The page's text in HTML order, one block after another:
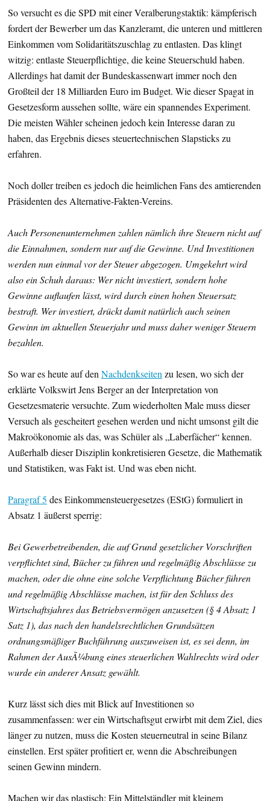
So versucht es die SPD mit einer Veralberungstaktik: kämpferisch
fordert der Bewerber um das Kanzleramt, die unteren und mittleren
Einkommen vom Solidaritätszuschlag zu entlasten. Das klingt
witzig: entlaste Steuerpflichtige, die keine Steuerschuld haben.
Allerdings hat damit der Bundeskassenwart immer noch den
Großteil der 18 Milliarden Euro im Budget. Wie dieser Spagat in
Gesetzesform aussehen sollte, wäre ein spannendes Experiment.
Die meisten Wähler scheinen jedoch kein Interesse daran zu
haben, das Ergebnis dieses steuertechnischen Slapsticks zu
erfahren.
Noch doller treiben es jedoch die heimlichen Fans des amtierenden
Präsidenten des Alternative-Fakten-Vereins.
Auch Personenunternehmen zahlen nämlich ihre Steuern nicht auf
die Einnahmen, sondern nur auf die Gewinne. Und Investitionen
werden nun einmal vor der Steuer abgezogen. Umgekehrt wird
also ein Schuh daraus: Wer nicht investiert, sondern hohe
Gewinne auflaufen lässt, wird durch einen hohen Steuersatz
bestraft. Wer investiert, drückt damit natürlich auch seinen
Gewinn im aktuellen Steuerjahr und muss daher weniger Steuern
bezahlen.
So war es heute auf den Nachdenkseiten zu lesen, wo sich der
erklärte Volkswirt Jens Berger an der Interpretation von
Gesetzesmaterie versuchte. Zum wiederholten Male muss dieser
Versuch als gescheitert gesehen werden und nicht umsonst gilt die
Makroökonomie als das, was Schüler als „Laberfächer“ kennen.
Außerhalb dieser Disziplin konkretisieren Gesetze, die Mathematik
und Statistiken, was Fakt ist. Und was eben nicht.
Paragraf 5 des Einkommensteuergesetzes (EStG) formuliert in
Absatz 1 äußerst sperrig:
Bei Gewerbetreibenden, die auf Grund gesetzlicher Vorschriften
verpflichtet sind, Bücher zu führen und regelmäßig Abschlüsse zu
machen, oder die ohne eine solche Verpflichtung Bücher führen
und regelmäßig Abschlüsse machen, ist für den Schluss des
Wirtschaftsjahres das Betriebsvermögen anzusetzen (§ 4 Absatz 1
Satz 1), das nach den handelsrechtlichen Grundsätzen
ordnungsmäßiger Buchführung auszuweisen ist, es sei denn, im
Rahmen der AusÃ¼bung eines steuerlichen Wahlrechts wird oder
wurde ein anderer Ansatz gewählt.
Kurz lässt sich dies mit Blick auf Investitionen so
zusammenfassen: wer ein Wirtschaftsgut erwirbt mit dem Ziel, dies
länger zu nutzen, muss die Kosten steuerneutral in seine Bilanz
einstellen. Erst später profitiert er, wenn die Abschreibungen
seinen Gewinn mindern.
Machen wir das plastisch: Ein Mittelständler mit kleinem